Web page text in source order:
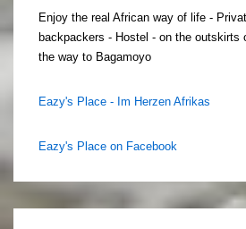
Enjoy the real African way of life -
backpackers - Hostel - on the outskirts
the way to Bagamoyo
Eazy's Place - Im Herzen Afrikas
Eazy's Place on Facebook